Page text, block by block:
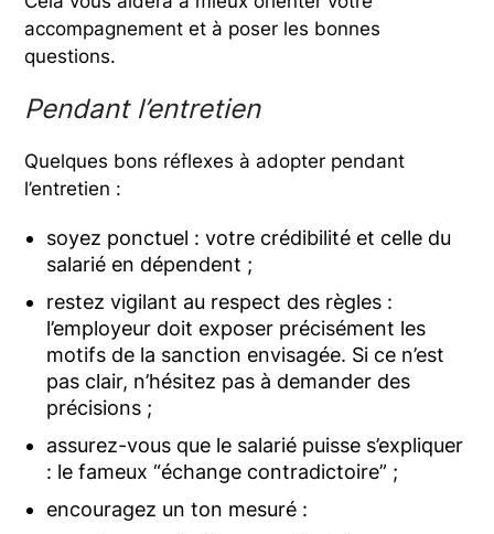
accompagnement et à poser les bonnes
questions.
Pendant l’entretien
Quelques bons réflexes à adopter pendant
l’entretien :
soyez ponctuel : votre crédibilité et celle du
salarié en dépendent ;
restez vigilant au respect des règles :
l’employeur doit exposer précisément les
motifs de la sanction envisagée. Si ce n’est
pas clair, n’hésitez pas à demander des
précisions ;
assurez-vous que le salarié puisse s’expliquer
: le fameux “échange contradictoire” ;
encouragez un ton mesuré :